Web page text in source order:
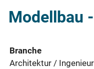
Modellbau
Branche
Architektur / Ingenieur